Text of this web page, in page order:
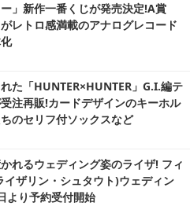
ー」新作一番くじが発売決定!A賞
レトロ感満載のアナログレコード
た「HUNTER×HUNTER」G.I.編テ
注再販!カードデザインのキーホル
のセリフ付ソックスなど
れるウェディング姿のライザ! フィ
イザリン・シュタウト)ウェディン
より予約受付開始